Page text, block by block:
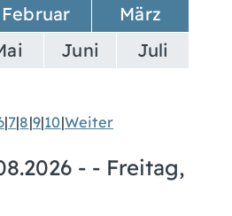
Februar
März
Juni Juli
|7|8|9|10|Weiter
- - Freitag,